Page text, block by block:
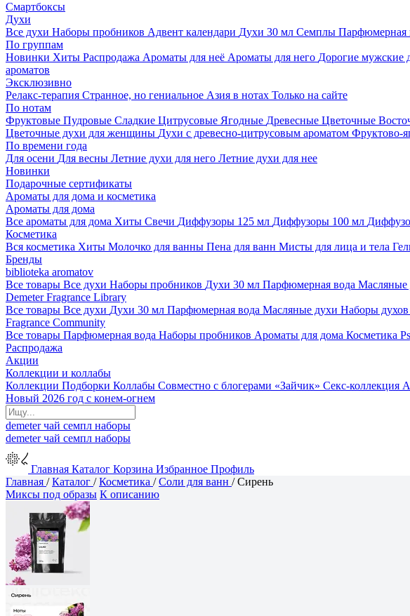
Смартбоксы
Духи
Все духи Наборы пробников Адвент календари Духи 30 мл Семплы Парфюмерная
По группам
Новинки Хиты Распродажа Ароматы для неё Ароматы для него Дорогие мужские
ароматов
Эксклюзивно
Релакс-терапия Странное, но гениальное Азия в нотах Только на сайте
По нотам
Фруктовые Пудровые Сладкие Цитрусовые Ягодные Древесные Цветочные
Цветочные духи для женщины Духи с древесно-цитрусовым ароматом Фруктово-
По времени года
Для осени Для весны Летние духи для него Летние духи для нее
Новинки
Подарочные сертификаты
Ароматы для дома и косметика
Ароматы для дома
Все ароматы для дома Хиты Свечи Диффузоры 125 мл Диффузоры 100 мл
Косметика
Вся косметика Хиты Молочко для ванны Пена для ванн Мисты для лица и тела
Бренды
biblioteka aromatov
Все товары Все духи Наборы пробников Духи 30 мл Парфюмерная вода Масляные
Demeter Fragrance Library
Все товары Все духи Духи 30 мл Парфюмерная вода Масляные духи Наборы духов
Fragrance Community
Все товары Парфюмерная вода Наборы пробников Ароматы для дома Косметика
Распродажа
Акции
Коллекции и коллабы
Коллекции Подборки Коллабы Совместно с блогерами «Зайчик» Секс-коллекция
Новый 2026 год с конем-огнем
demeterчай семпл наборы
demeterчай семпл наборы
Главная Каталог Корзина Избранное Профиль
Главная /Каталог /Косметика /Соли для ванн /Сирень
Миксы под образы К описанию